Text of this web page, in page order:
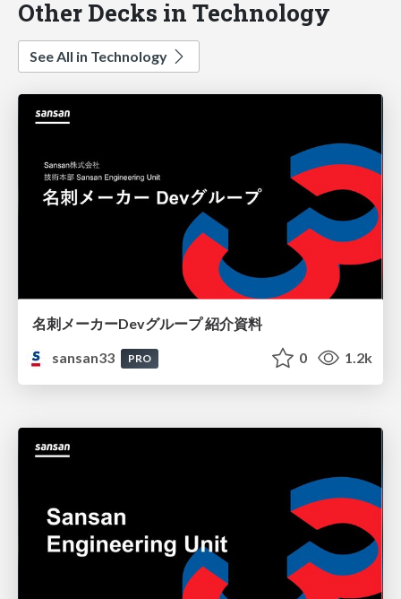
Other Decks in Technology
See All in Technology
名刺メーカーDevグループ 紹介資料
sansan33
PRO 0 1.2k